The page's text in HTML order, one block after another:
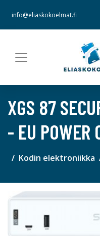
info@eliaskokoelmat.fi
XGS 87
- EU POWER
Kodin elektroniikka